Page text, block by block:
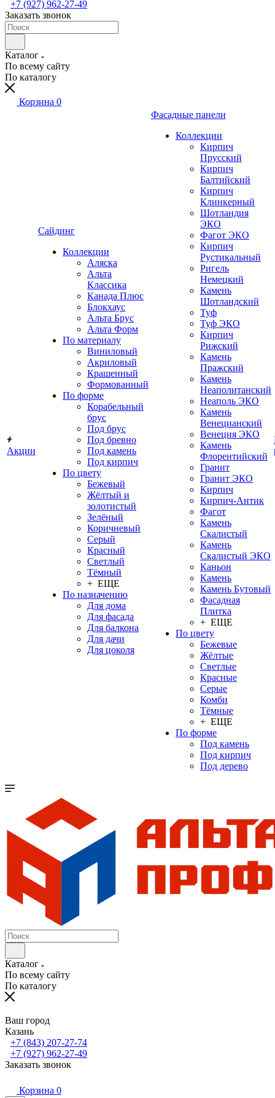
+7 (927) 962-27-49
Заказать звонок
Каталог
По всему сайту
По каталогу
Корзина 0
Акции
Сайдинг
Коллекции
Аляска
Альта
Классика
Канада Плюс
Блокхаус
Альта Брус
Альта Форм
По материалу
Виниловый
Акриловый
Крашенный
Формованный
По форме
Корабельный
брус
Под брус
Под бревно
Под камень
Под кирпич
По цвету
Бежевый
Жёлтый и
золотистый
Зелёный
Коричневый
Серый
Красный
Светлый
Тёмный
+ ЕЩЕ
По назначению
Для дома
Для фасада
Для балкона
Для дачи
Для цоколя
Фасадные панели
Коллекции
Кирпич
Прусский
Кирпич
Балтийский
Кирпич
Клинкерный
Шотландия
ЭКО
Фагот ЭКО
Кирпич
Рустикальный
Ригель
Немецкий
Камень
Шотландский
Туф
Туф ЭКО
Кирпич
Рижский
Камень
Пражский
Камень
Неаполитанский
Неаполь ЭКО
Камень
Венецианский
Венеция ЭКО
Камень
Флорентийский
Гранит
Гранит ЭКО
Кирпич
Кирпич-Антик
Фагот
Камень
Скалистый
Камень
Скалистый ЭКО
Каньон
Камень
Камень Бутовый
Фасадная
Плитка
+ ЕЩЕ
По цвету
Бежевые
Жёлтые
Светлые
Красные
Серые
Комби
Тёмные
+ ЕЩЕ
По форме
Под камень
Под кирпич
Под дерево
Каталог
По всему сайту
По каталогу
Ваш город
Казань
+7 (843) 207-27-74
+7 (927) 962-27-49
Заказать звонок
Корзина 0